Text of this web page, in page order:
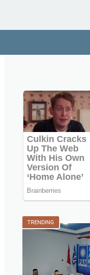
TRENDING